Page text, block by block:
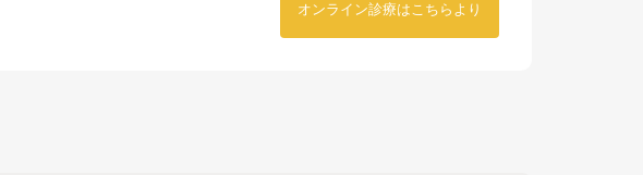
オンライン診療はこちらより